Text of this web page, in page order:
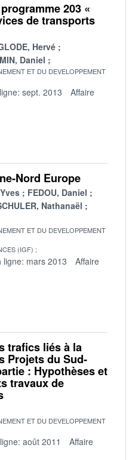
203 «
de transports
Hervé
Daniel
ET DU DEVELOPPEMENT
sept. 2013
Affaire
Nord Europe
FEDOU, Daniel
Nathanaël
ET DU DEVELOPPEMENT
(IGF)
ligne: mars 2013
Affaire
trafics liés à la
Projets du Sud-
: Hypothèses et
travaux de
ET DU DEVELOPPEMENT
août 2011
Affaire